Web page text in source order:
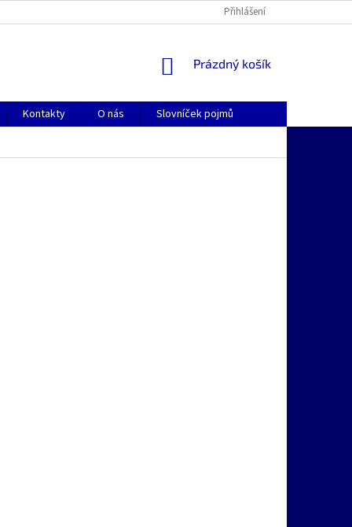
Přihlášení
NÁKUPNÍ
Prázdný košík
Kontakty O nás Slovníček pojmů